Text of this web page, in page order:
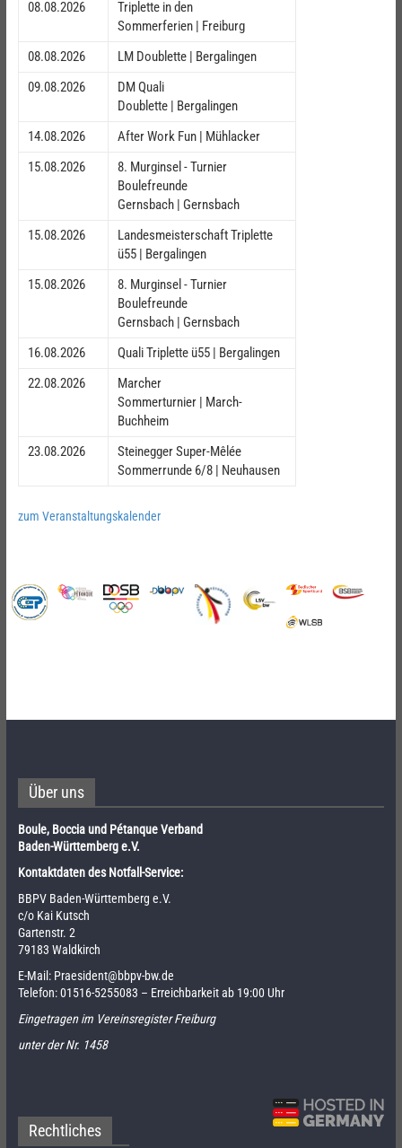
08.08.2026
Triplette in den
Sommerferien | Freiburg
08.08.2026
LM Doublette | Bergalingen
09.08.2026
DM Quali
Doublette | Bergalingen
14.08.2026
After Work Fun | Mühlacker
15.08.2026
8. Murginsel - Turnier
Boulefreunde
Gernsbach | Gernsbach
15.08.2026
Landesmeisterschaft Triplette
ü55 | Bergalingen
15.08.2026
8. Murginsel - Turnier
Boulefreunde
Gernsbach | Gernsbach
16.08.2026
Quali Triplette ü55 | Bergalingen
22.08.2026
Marcher
Sommerturnier | March-
Buchheim
23.08.2026
Steinegger Super-Mêlée
Sommerrunde 6/8 | Neuhausen
zum Veranstaltungskalender
Über uns
Boule, Boccia und Pétanque Verband
Baden-Württemberg e.V.
Kontaktdaten des Notfall-Service:
BBPV Baden-Württemberg e.V.
c/o Kai Kutsch
Gartenstr. 2
79183 Waldkirch
E-Mail: Praesident@bbpv-bw.de
Telefon:01516-5255083 – Erreichbarkeit ab 19:00 Uhr
Eingetragen im Vereinsregister Freiburg
unter der Nr. 1458
Rechtliches